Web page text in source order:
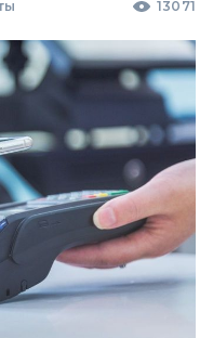
13071